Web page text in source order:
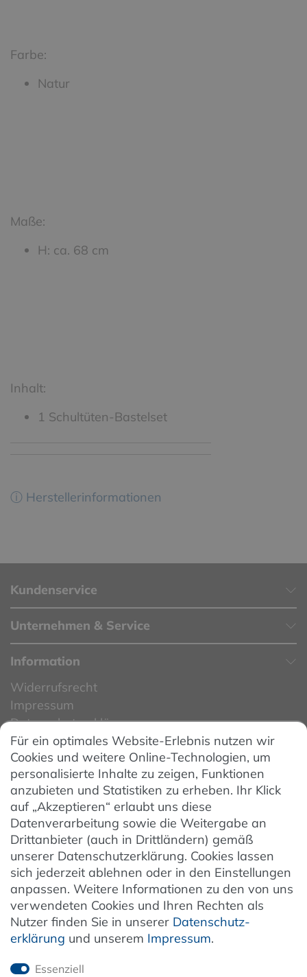
Farbe:
Natur
Maße:
H: ca. 68 cm
Inhalt:
1 Schultüten-Bastelset
ⓘ Herstellerinformationen
Kundenservice
Unternehmen & Service
Information
Widerrufsrecht
Impressum
Datenschutzerklärung
Datenschutzeinstellungen
AGB
Barrierefreiheit
Hinweise zur Batterieentsorgung
Entsorgung von Elektro-Altgeräten
Vertrag widerrufen
Newsletter
Jetzt anmelden
Für ein optimales Website-Erlebnis nutzen wir
Cookies und weitere Online-Technologien, um
personalisierte Inhalte zu zeigen, Funktionen
anzubieten und Statistiken zu erheben. Ihr Klick
auf „Akzeptieren“ erlaubt uns diese
Datenverarbeitung sowie die Weitergabe an
Drittanbieter (auch in Drittländern) gemäß
unserer Datenschutzerklärung. Cookies lassen
sich jederzeit ablehnen oder in den Einstellungen
anpassen. Weitere Informationen zu den von uns
verwendeten Cookies und Ihren Rechten als
Nutzer finden Sie in unserer Daten­schutz­
erklärung und unserem Impressum.
Essenziell